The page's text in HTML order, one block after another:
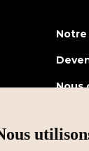
Notre
Nous